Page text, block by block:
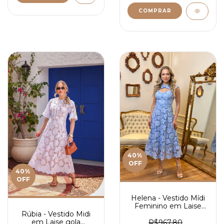
COMPRAR
40%
OFF
Rúbia - Vestido Midi
em Laise gola
40%
OFF
Helena - Vestido Mídi
Feminino em Laise
Detalhe Vazado no